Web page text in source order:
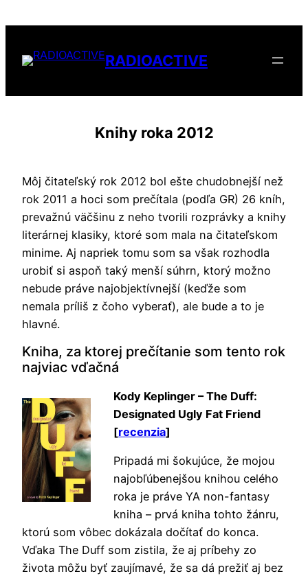
obsah
RADIOACTIVE
Knihy roka 2012
Môj čitateľský rok 2012 bol ešte chudobnejší než
rok 2011 a hoci som prečítala (podľa GR) 26 kníh,
prevažnú väčšinu z neho tvorili rozprávky a knihy
literárnej klasiky, ktoré som mala na čitateľskom
minime. Aj napriek tomu som sa však rozhodla
urobiť si aspoň taký menší súhrn, ktorý možno
nebude práve najobjektívnejší (keďže som
nemala príliš z čoho vyberať), ale bude a to je
hlavné.
Kniha, za ktorej prečítanie som tento rok
najviac vďačná
Kody Keplinger – The Duff:
Designated Ugly Fat Friend
[recenzia]
Pripadá mi šokujúce, že mojou
najobľúbenejšou knihou celého
roka je práve YA non-fantasy
kniha – prvá kniha tohto žánru,
ktorú som vôbec dokázala dočítať do konca.
Vďaka The Duff som zistila, že aj príbehy zo
života môžu byť zaujímavé, že sa dá prežiť aj bez